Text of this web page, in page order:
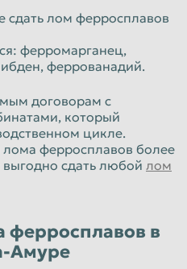
Саранск
Севастополь
Сочи
Старый Оскол
Сургут
Тольятти
лом ферросплавов
ферромарганец,
феррованадий.
договорам с
который
цикле.
ферросплавов более
сдать любой лом
в
Амуре